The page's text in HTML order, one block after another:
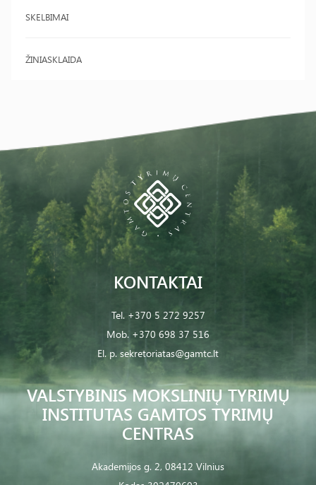
SKELBIMAI
ŽINIASKLAIDA
VALSTYBINIS MOKSLINIŲ TYRIMŲ
INSTITUTAS GAMTOS TYRIMŲ
CENTRAS
Akademijos g. 2, 08412 Vilnius
KONTAKTAI
Tel. +370 5 272 9257
Mob. +370 698 37 516
El. p. sekretoriatas@gamtc.lt